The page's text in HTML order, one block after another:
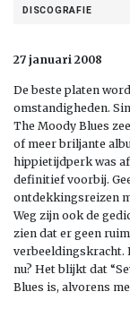
DISCOGRAFIE
27 januari 2008
De beste platen
omstandigheden.
The Moody Blues
of meer briljante
hippietijdperk was
definitief voorbij.
ontdekkingsreizen
Weg zijn ook de
zien dat er geen
verbeeldingskracht.
nu? Het blijkt dat
Blues is, alvorens